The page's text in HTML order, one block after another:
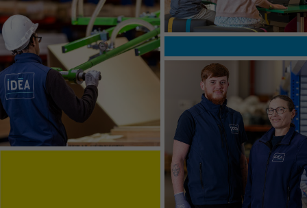
QUEL EST VOTRE BESOIN ?